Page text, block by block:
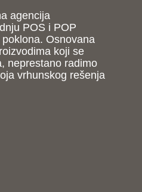
agencija
POS i POP
Osnovana
koji se
neprestano radimo
vrhunskog rešenja